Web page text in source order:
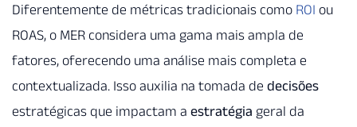
Diferentemente de métricas tradicionais como ROI ou
ROAS, o MER considera uma gama mais ampla de
fatores, oferecendo uma análise mais completa e
contextualizada. Isso auxilia na tomada de decisões
estratégicas que impactam a estratégia geral da